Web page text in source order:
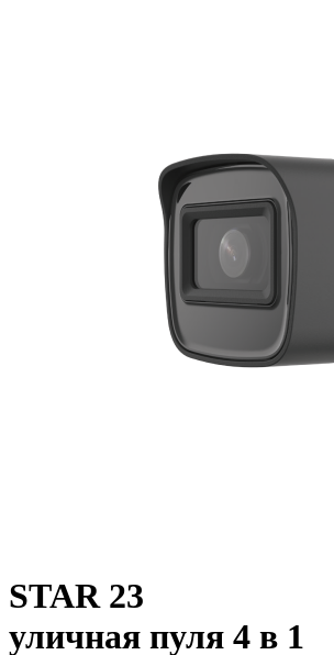
STAR 23
уличная пуля 4 в 1